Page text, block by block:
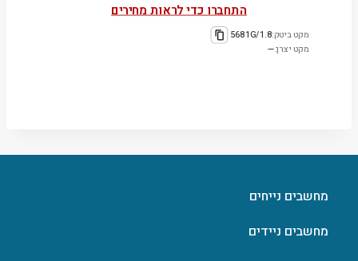
התחברו כדי לראות מחירים
מקט ביטק:5681G/1.8
מקט יצרן:—
מחשבים נייחים
מחשבים ניידים